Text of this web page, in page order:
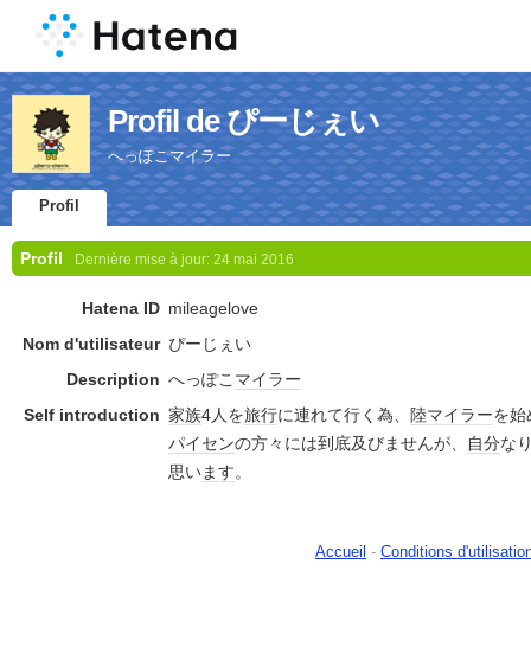
Profil de ぴーじぇい
へっぽこマイラー
Profil
Profil Dernière mise à jour: 24 mai 2016
Hatena ID mileagelove
Nom d'utilisateur ぴーじぇい
Description へっぽこ マイラー
Self introduction 家族4人を旅行に連れて行く為、 陸マイラーを始
パイセンの方々には到底及びませんが、 自分な
思います。
Accueil - Conditions